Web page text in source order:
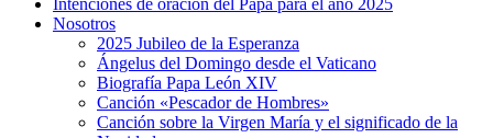
Intenciones de oración del Papa para el año 2025
Nosotros
2025 Jubileo de la Esperanza
Ángelus del Domingo desde el Vaticano
Biografía Papa León XIV
Canción «Pescador de Hombres»
Canción sobre la Virgen María y el significado de la